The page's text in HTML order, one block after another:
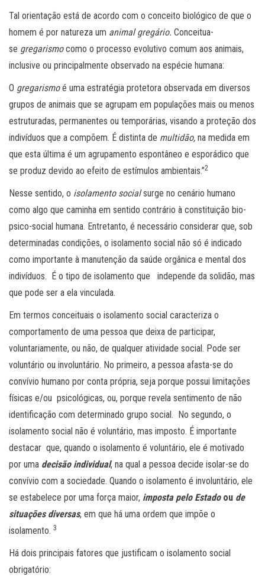
Tal orientação está de acordo com o conceito biológico de que o
homem é por natureza um animal gregário. Conceitua-
se gregarismocomo o processo evolutivo comum aos animais,
inclusive ou principalmente observado na espécie humana:
O gregarismoé uma estratégia protetora observada em diversos
grupos de animais que se agrupam em populações mais ou menos
estruturadas, permanentes ou temporárias, visando a proteção dos
indivíduos que a compõem. É distinta de multidão, na medida em
que esta última é um agrupamento espontâneo e esporádico que
se produz devido ao efeito de estímulos ambientais.”2
Nesse sentido, o isolamento socialsurge no cenário humano
como algo que caminha em sentido contrário à constituição bio-
psico-social humana. Entretanto, é necessário considerar que, sob
determinadas condições, o isolamento social não só é indicado
como importante à manutenção da saúde orgânica e mental dos
indivíduos. É o tipo de isolamento que independe da solidão, mas
que pode ser a ela vinculada.
Em termos conceituais o isolamento social caracteriza o
comportamento de uma pessoa que deixa de participar,
voluntariamente, ou não, de qualquer atividade social. Pode ser
voluntário ou involuntário. No primeiro, a pessoa afasta-se do
convívio humano por conta própria, seja porque possui limitações
físicas e/ou psicológicas, ou, porque revela sentimento de não
identificação com determinado grupo social. No segundo, o
isolamento social não é voluntário, mas imposto. É importante
destacar que, quando o isolamento é voluntário, ele é motivado
por uma decisão individual, na qual a pessoa decide isolar-se do
convívio com a sociedade. Quando o isolamento é involuntário, ele
se estabelece por uma força maior, imposta pelo Estado ou de
situações diversas, em que há uma ordem que impõe o
isolamento. 3
Há dois principais fatores que justificam o isolamento social
obrigatório: